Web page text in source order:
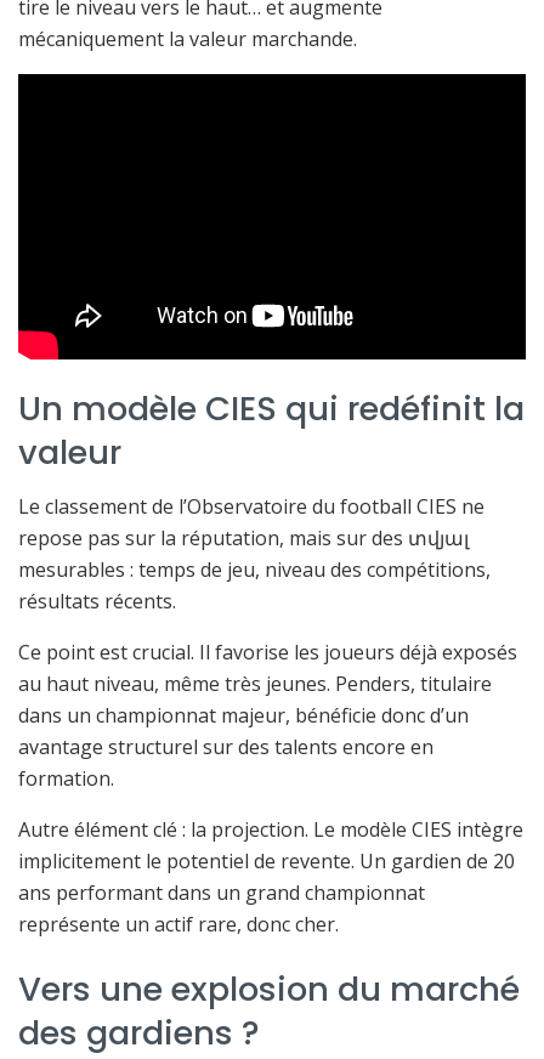
tire le niveau vers le haut… et augmente
mécaniquement la valeur marchande.
Un modèle CIES qui redéfinit la
valeur
Le classement de l’Observatoire du football CIES ne
repose pas sur la réputation, mais sur des տվյալ
mesurables : temps de jeu, niveau des compétitions,
résultats récents.
Ce point est crucial. Il favorise les joueurs déjà exposés
au haut niveau, même très jeunes. Penders, titulaire
dans un championnat majeur, bénéficie donc d’un
avantage structurel sur des talents encore en
formation.
Autre élément clé : la projection. Le modèle CIES intègre
implicitement le potentiel de revente. Un gardien de 20
ans performant dans un grand championnat
représente un actif rare, donc cher.
Vers une explosion du marché
des gardiens ?